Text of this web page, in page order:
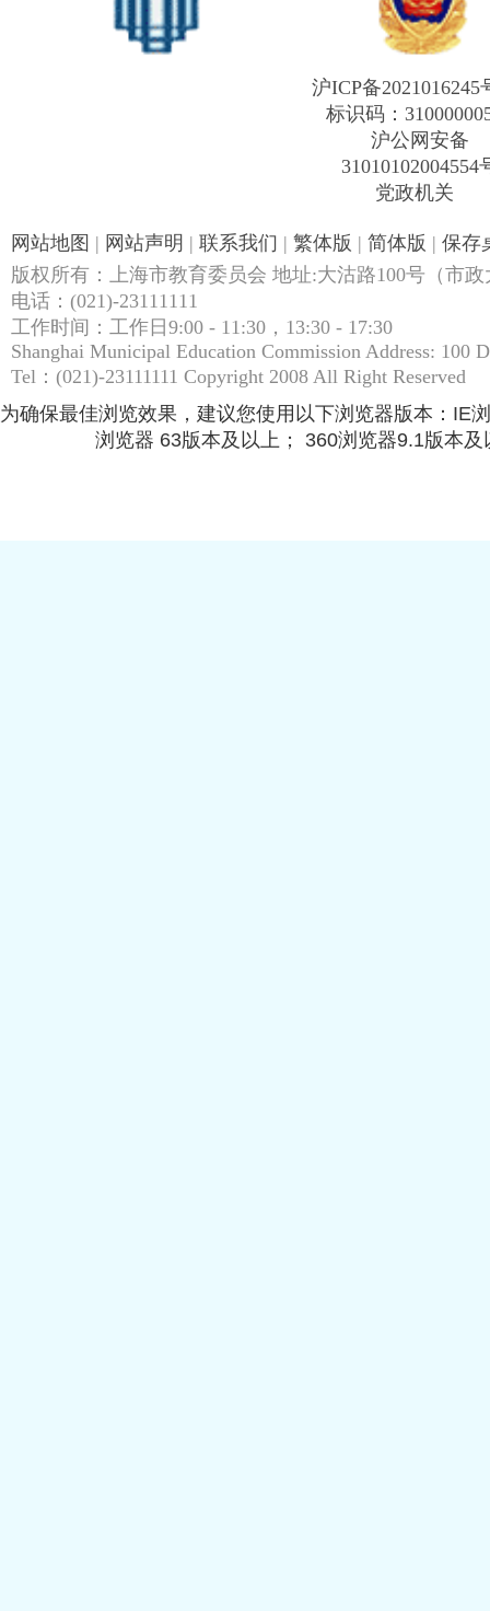
沪ICP备2021016245
标识码：
沪公网安备
31010102004554
党政机关
网站地图 | 网站声明 | 联系我们 | 繁体版 | 简体版 | 保存
版权所有：上海市教育委员会 地址:大沽路100号（市
电话：(021)-23111111
工作时间：工作日9:00 - 11:30，13:30 - 17:30
Shanghai Municipal Education Commission Address: 100
Tel：(021)-23111111 Copyright 2008 All Right Reserved
为确保最佳浏览效果，建议您使用以下浏览器版本：IE
浏览器 63版本及以上； 360浏览器9.1版本